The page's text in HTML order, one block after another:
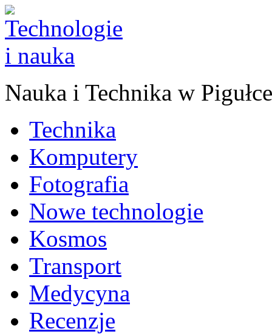
Nauka i Technika w Pigułce
Technika
Komputery
Fotografia
Nowe technologie
Kosmos
Transport
Medycyna
Recenzje